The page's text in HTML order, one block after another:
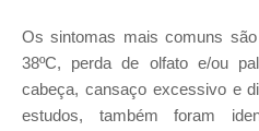
Os sintomas mais comuns
38ºC, perda de olfato e/ou
cabeça, cansaço excessivo e
estudos, também foram